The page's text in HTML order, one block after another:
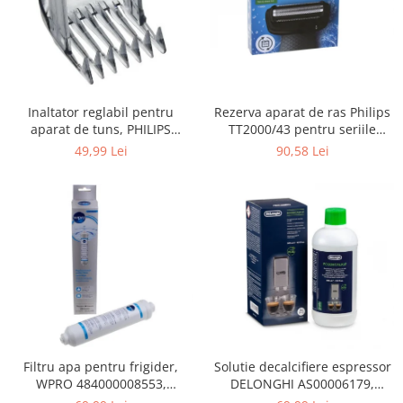
Gaming, Carti & Birotica
Birotica & Papetarie
Console, Jocuri & Accesorii
Ingrijire personala & Cosmetice
Accesorii aparate de ras electrice
Accesorii aparate hair styling
Aparate & Accesorii ingrijire
Aparate cosmetice
Articole Sanatate si Wellness
Consumabile sanitare
Cosmetice si produse ingrijire
personala
Igiena dentara
Jucarii, Copii & Bebe
Camera copilului
Hrana bebelusi
Inaltator reglabil pentru
aparat de tuns, PHILIPS
422203633281, 3-15 mm,
49,99 Lei
Rezerva aparat de ras Philips
TT2000/43 pentru seriile
Bodygroom 3000/5000/7000 si
90,58 Lei
Filtru apa pentru frigider,
WPRO 484000008553,
Solutie decalcifiere espressor
DELONGHI AS00006179,